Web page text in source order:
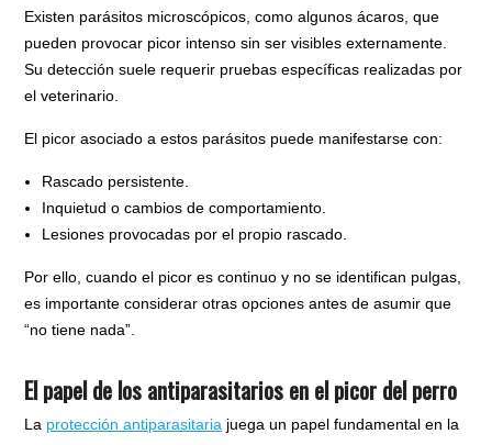
Existen parásitos microscópicos, como algunos ácaros, que
pueden provocar picor intenso sin ser visibles externamente.
Su detección suele requerir pruebas específicas realizadas por
el veterinario.
El picor asociado a estos parásitos puede manifestarse con:
Rascado persistente.
Inquietud o cambios de comportamiento.
Lesiones provocadas por el propio rascado.
Por ello, cuando el picor es continuo y no se identifican pulgas,
es importante considerar otras opciones antes de asumir que
“no tiene nada”.
El papel de los antiparasitarios en el picor del perro
La protección antiparasitaria juega un papel fundamental en la